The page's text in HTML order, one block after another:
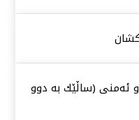
ئەمنی (ساڵێك بە دوو